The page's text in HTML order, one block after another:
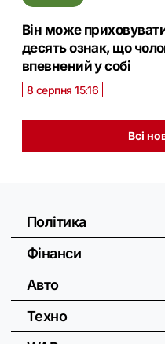
Він може
десять ознак, що
впевнений у собі
8 серпня 15:16
Всі
Політика
Фінанси
Авто
Техно